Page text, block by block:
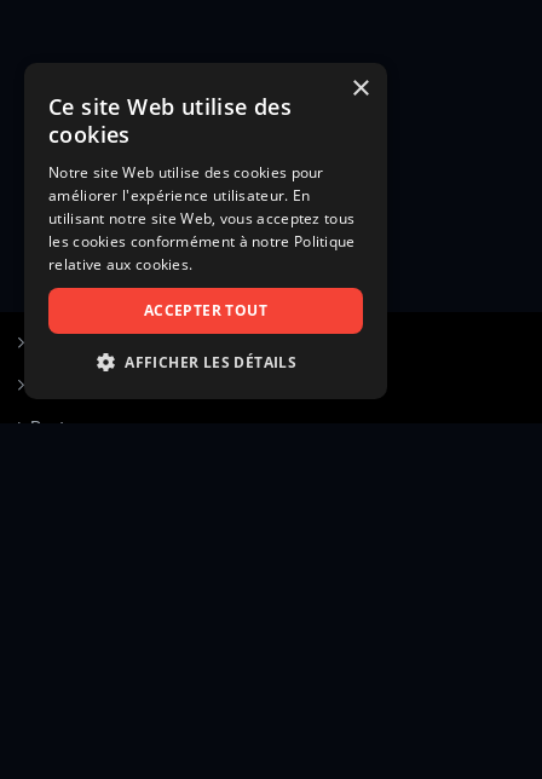
Poster une annonce
×
Ce site Web utilise des
cookies
Notre site Web utilise des cookies pour
améliorer l'expérience utilisateur. En
utilisant notre site Web, vous acceptez tous
les cookies conformément à notre Politique
relative aux cookies.
ACCEPTER TOUT
AFFICHER LES DÉTAILS